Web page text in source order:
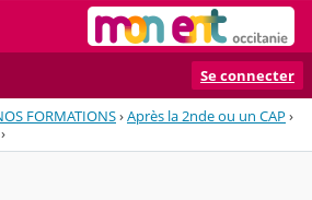
Se connecter
FORMATIONS›Après la 2nde ou un CAP ›
›